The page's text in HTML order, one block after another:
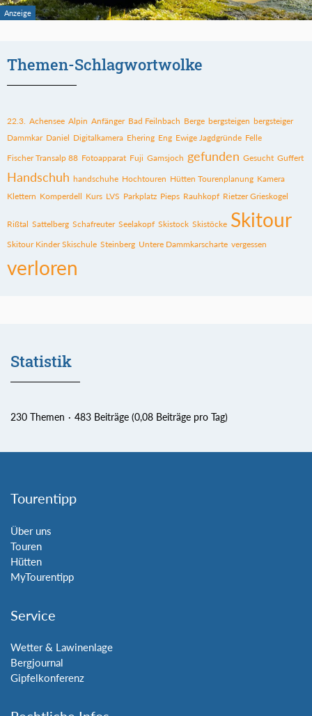
Themen-Schlagwortwolke
22.3. Achensee Alpin Anfänger Bad Feilnbach Berge bergsteigen bergsteiger
Dammkar Daniel Digitalkamera Ehering Eng Ewige Jagdgründe Felle
Fischer Transalp 88 Fotoapparat Fuji Gamsjoch gefunden Gesucht Guffert
Handschuh handschuhe Hochtouren Hütten Tourenplanung Kamera
Klettern Komperdell Kurs LVS Parkplatz Pieps Rauhkopf Rietzer Grieskogel
Rißtal Sattelberg Schafreuter Seelakopf Skistock Skistöcke Skitour
Skitour Kinder Skischule Steinberg Untere Dammkarscharte vergessen
verloren
Statistik
230 Themen 483 Beiträge (0,08 Beiträge pro Tag)
Tourentipp
Über uns
Touren
Hütten
MyTourentipp
Service
Wetter & Lawinenlage
Bergjournal
Gipfelkonferenz